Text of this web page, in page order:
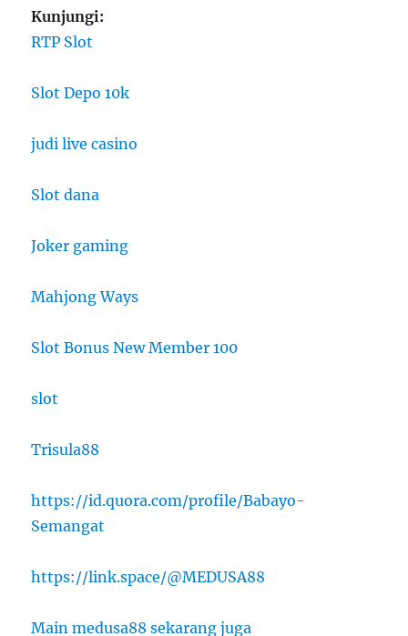
Kunjungi:
RTP Slot
Slot Depo 10k
judi live casino
Slot dana
Joker gaming
Mahjong Ways
Slot Bonus New Member 100
slot
Trisula88
https://id.quora.com/profile/Babayo-
Semangat
https://link.space/@MEDUSA88
Main medusa88 sekarang juga